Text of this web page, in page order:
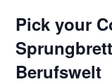
Pick your
Berufswelt